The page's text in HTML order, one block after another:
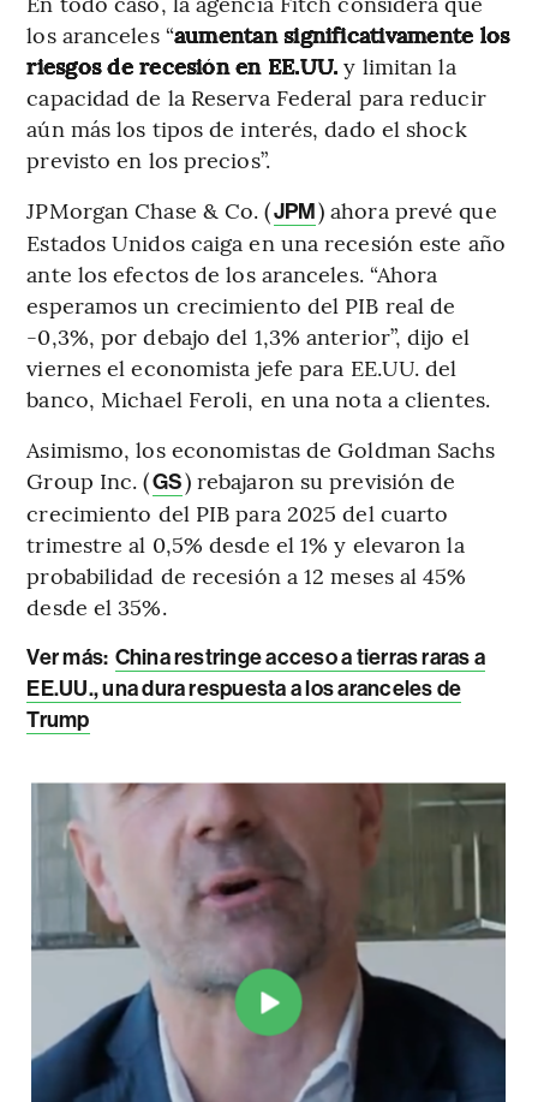
los aranceles “aumentan significativamente los
riesgos de recesión en EE.UU. y limitan la
capacidad de la Reserva Federal para reducir
aún más los tipos de interés, dado el shock
previsto en los precios”.
JPMorgan Chase & Co. (JPM) ahora prevé que
Estados Unidos caiga en una recesión este año
ante los efectos de los aranceles. “Ahora
esperamos un crecimiento del PIB real de
-0,3%, por debajo del 1,3% anterior”, dijo el
viernes el economista jefe para EE.UU. del
banco, Michael Feroli, en una nota a clientes.
Asimismo, los economistas de Goldman Sachs
Group Inc. (GS) rebajaron su previsión de
crecimiento del PIB para 2025 del cuarto
trimestre al 0,5% desde el 1% y elevaron la
probabilidad de recesión a 12 meses al 45%
desde el 35%.
Ver más: China restringe acceso a tierras raras a
EE.UU., una dura respuesta a los aranceles de
Trump